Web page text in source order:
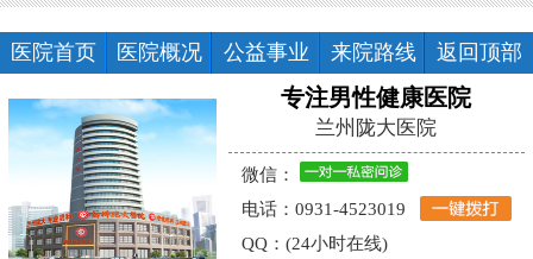
医院首页 医院概况 公益事业 来院路线 返回顶部
专注男性健康医院
兰州陇大医院
微信：
电话：0931-4523019
QQ：(24小时在线)